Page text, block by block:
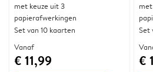
met keuze uit 3
papierafwerkingen
Set van 10 kaarten
Vanaf
€ 11,99
Set
€